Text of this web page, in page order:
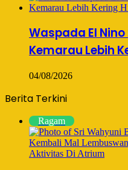
Waspada El Nino
Kemarau Lebih
04/08/2026
Berita Terkini
Ragam